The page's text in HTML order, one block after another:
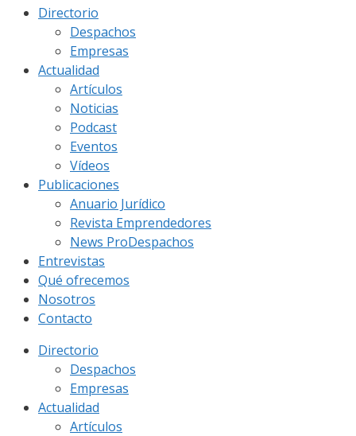
Directorio
Despachos
Empresas
Actualidad
Artículos
Noticias
Podcast
Eventos
Vídeos
Publicaciones
Anuario Jurídico
Revista Emprendedores
News ProDespachos
Entrevistas
Qué ofrecemos
Nosotros
Contacto
Directorio
Despachos
Empresas
Actualidad
Artículos